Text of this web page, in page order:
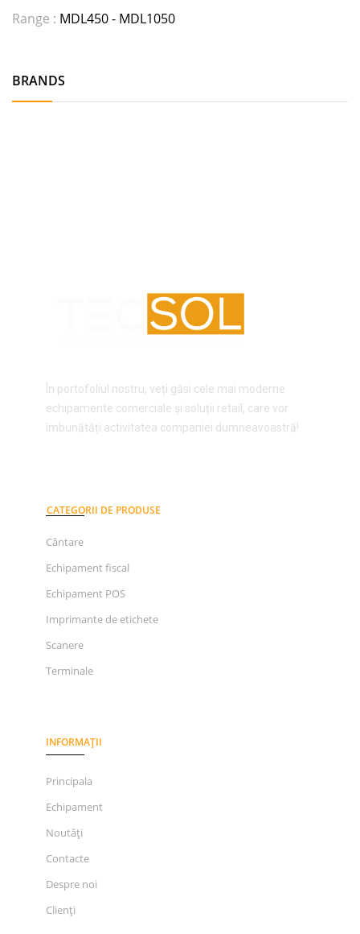
Range : MDL450 - MDL1050
BRANDS
În portofoliul nostru, veți găsi cele mai moderne
echipamente comerciale și soluții retail, care vor
îmbunătăți activitatea companiei dumneavoastră!
CATEGORII DE PRODUSE
Cântare
Echipament fiscal
Echipament POS
Imprimante de etichete
Scanere
Terminale
INFORMAȚII
Principala
Echipament
Noutăți
Contacte
Despre noi
Clienți